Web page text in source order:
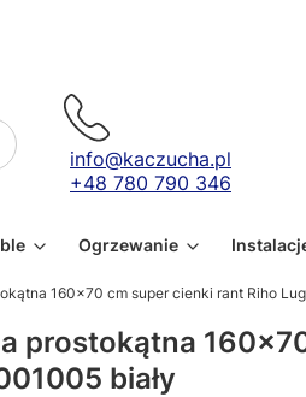
info@kaczucha.pl
+48 780 790 346
Ogrzewanie
160x70 cm super cienki rant Riho
prostokątna
biały